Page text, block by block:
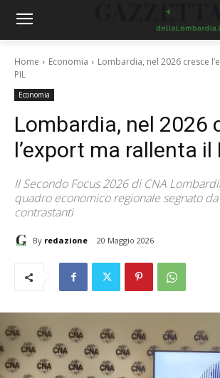
Home Economia
Lombardia, nel 2026 cresce
PIL
Economia
Lombardia, nel 2026
l’export ma rallenta il
Il Secondo Focus 2026 di CNA
quadro economico regionale segnato
contrastanti
By redazione 20 Maggio 2026